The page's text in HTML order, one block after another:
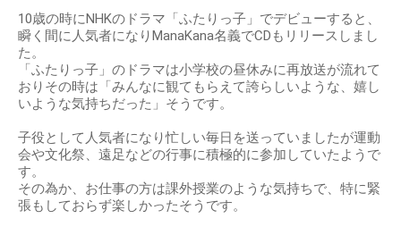
10歳の時にNHKのドラマ「ふたりっ子」でデビューすると、
瞬く間に人気者になりManaKana名義でCDもリリースしまし
た。
「ふたりっ子」のドラマは小学校の昼休みに再放送が流れて
おりその時は「みんなに観てもらえて誇らしいような、嬉し
いような気持ちだった」そうです。
子役として人気者になり忙しい毎日を送っていましたが運動
会や文化祭、遠足などの行事に積極的に参加していたようで
す。
その為か、お仕事の方は課外授業のような気持ちで、特に緊
張もしておらず楽しかったそうです。